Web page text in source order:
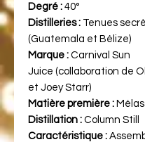
Degré : 40°
Distilleries : Tenues
(Guatemala et Bélize)
Marque : Carnival Sun
Juice (collaboration de
et Joey Starr)
Matière première :
Distillation : Column Still
Caractéristique :